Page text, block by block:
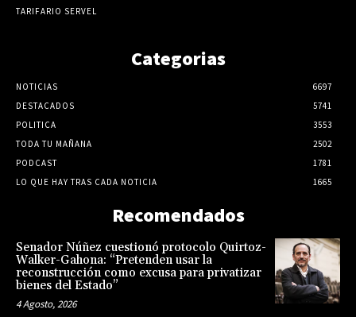
TARIFARIO SERVEL
Categorias
NOTICIAS
6697
DESTACADOS
5741
POLITICA
3553
TODA TU MAÑANA
2502
PODCAST
1781
LO QUE HAY TRAS CADA NOTICIA
1665
Recomendados
Senador Núñez cuestionó protocolo Quirtoz-
Walker-Gahona: “Pretenden usar la
reconstrucción como excusa para privatizar
bienes del Estado”
4 Agosto, 2026